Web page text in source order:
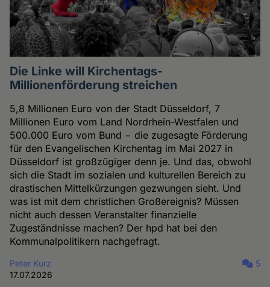
Die Linke will Kirchentags-
Millionenförderung streichen
5,8 Millionen Euro von der Stadt Düsseldorf, 7
Millionen Euro vom Land Nordrhein-Westfalen und
500.000 Euro vom Bund − die zugesagte Förderung
für den Evangelischen Kirchentag im Mai 2027 in
Düsseldorf ist großzügiger denn je. Und das, obwohl
sich die Stadt im sozialen und kulturellen Bereich zu
drastischen Mittelkürzungen gezwungen sieht. Und
was ist mit dem christlichen Großereignis? Müssen
nicht auch dessen Veranstalter finanzielle
Zugeständnisse machen? Der hpd hat bei den
Kommunalpolitikern nachgefragt.
Peter Kurz
17.07.2026
5